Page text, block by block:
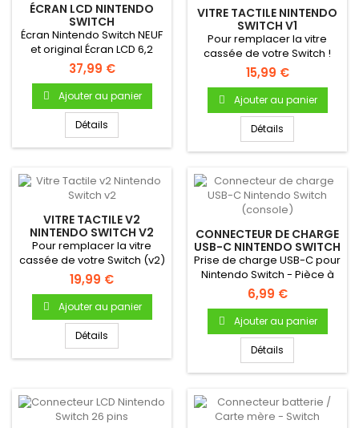
ÉCRAN LCD NINTENDO
SWITCH
Écran Nintendo Switch NEUF
et original Écran LCD 6,2
pouces Neuf &...
37,99 €
Ajouter au panier
Détails
VITRE TACTILE NINTENDO
SWITCH V1
Pour remplacer la vitre
cassée de votre Switch !
Tactile de remplacement
NEUF...
15,99 €
Ajouter au panier
Détails
VITRE TACTILE V2
NINTENDO SWITCH V2
Pour remplacer la vitre
cassée de votre Switch (v2)
! Tactile de remplacement...
19,99 €
Ajouter au panier
Détails
CONNECTEUR DE CHARGE
USB-C NINTENDO SWITCH
(CONSOLE)
Prise de charge USB-C pour
Nintendo Switch - Pièce à
souder sur la carte mère...
6,99 €
Ajouter au panier
Détails